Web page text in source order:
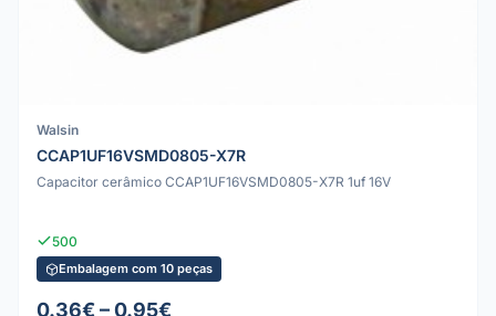
Walsin
CCAP1UF16VSMD0805-X7R
Capacitor cerâmico CCAP1UF16VSMD0805-X7R 1uf 16V
500
Embalagem com 10 peças
0.36€ – 0.95€